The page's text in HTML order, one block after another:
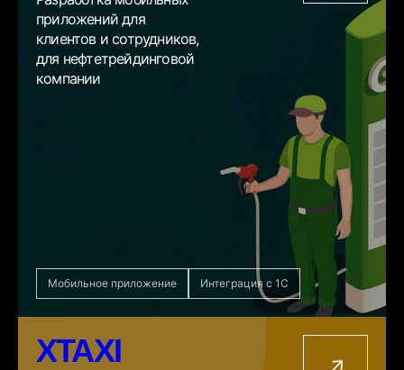
приложений для
клиентов и сотрудников,
для нефтетрейдинговой
компании
Мобильное приложение Интеграция с 1С
XTAXI